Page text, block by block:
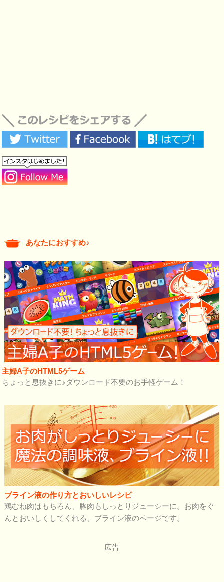
あなたにおすすめ♪
主婦A子のHTML5ゲーム
ちょっと息抜きに♪ダウンロード不要のお手軽ゲーム！
ブライン液の作り方とおいしいレシピ
鶏むね肉はもちろん、豚肉もしっとりジューシーに。お肉をぐ
んとおいしくしてくれる、ブライン液のページです。
広告